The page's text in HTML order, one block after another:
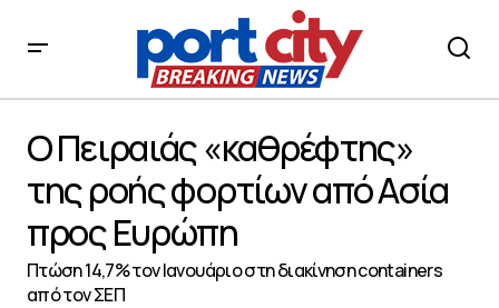
προς Ευρώπη
Ο Πειραιάς «καθρέφτης»
της ροής φορτίων από Ασία
προς Ευρώπη
Πτώση 14,7% τον Ιανουάριο στη διακίνηση containers
από τον ΣΕΠ